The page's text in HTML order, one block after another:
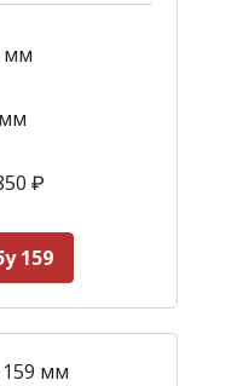
мм
₽
159
159 мм